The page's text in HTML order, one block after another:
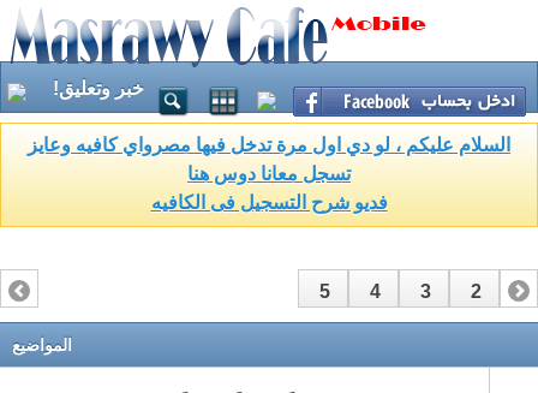
خبر وتعليق!
السلام عليكم ، لو دي اول مرة تدخل فيها مصرواي كافيه وعايز
تسجل معانا دوس هنا
فديو شرح التسجيل فى الكافيه
1
2
3
4
5
المواضيع